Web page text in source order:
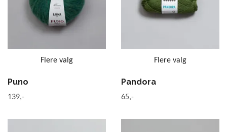
Flere valg
Puno
139,-
Flere valg
Pandora
65,-